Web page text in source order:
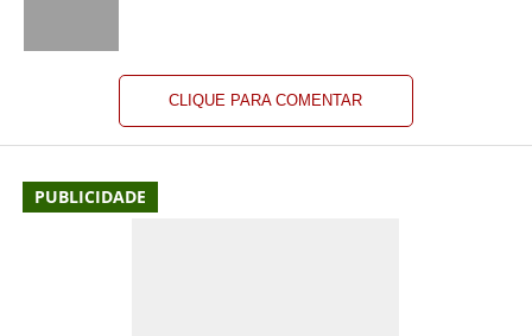
CLIQUE PARA COMENTAR
PUBLICIDADE